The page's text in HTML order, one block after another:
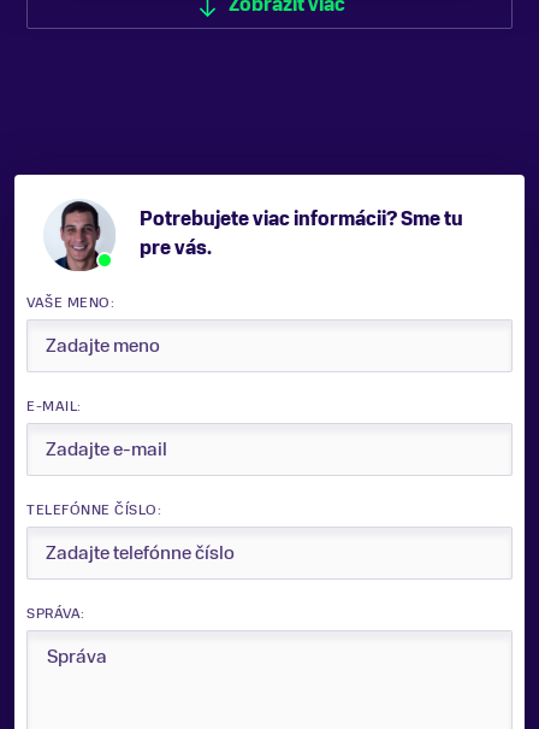
Drevené, Dvojitý titán
JADRO LYŽE
Sandwich
RC4 Z12 GW Powerrail
ŠÍRKA LYŽÍ POD VIAZANÍM
FARBA
Červená, Čierna, Oranžová
PROFIL LYŽE
Camber
ZNAČKA
Potrebujete viac informácii? Sme tu
pre vás.
VAŠE MENO:
E-MAIL:
TELEFÓNNE ČÍSLO:
SPRÁVA: